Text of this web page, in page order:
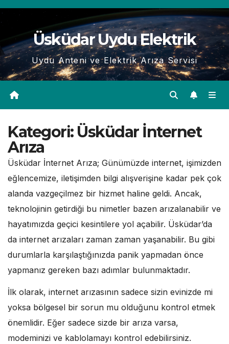
Skip
to
content Üsküdar Uydu Elektrik
Uydu Anteni ve Elektrik Arıza Servisi
Kategori: Üsküdar İnternet
Arıza
Üsküdar İnternet Arıza; Günümüzde internet, işimizden
eğlencemize, iletişimden bilgi alışverişine kadar pek çok
alanda vazgeçilmez bir hizmet haline geldi. Ancak,
teknolojinin getirdiği bu nimetler bazen arızalanabilir ve
hayatımızda geçici kesintilere yol açabilir. Üsküdar’da
da internet arızaları zaman zaman yaşanabilir. Bu gibi
durumlarla karşılaştığınızda panik yapmadan önce
yapmanız gereken bazı adımlar bulunmaktadır.
İlk olarak, internet arızasının sadece sizin evinizde mi
yoksa bölgesel bir sorun mu olduğunu kontrol etmek
önemlidir. Eğer sadece sizde bir arıza varsa,
modeminizi ve kablolamayı kontrol edebilirsiniz.